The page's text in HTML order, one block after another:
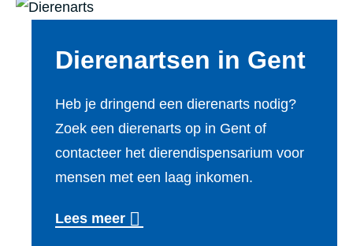
Dierenartsen in Gent
Heb je dringend een dierenarts nodig?
Zoek een dierenarts op in Gent of
contacteer het dierendispensarium voor
mensen met een laag inkomen.
Lees meer